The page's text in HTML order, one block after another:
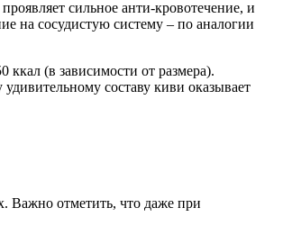
сильное анти-кровотечение, и
на сосудистую систему – по аналогии
(в зависимости от размера).
составу киви оказывает
Важно отметить, что даже при